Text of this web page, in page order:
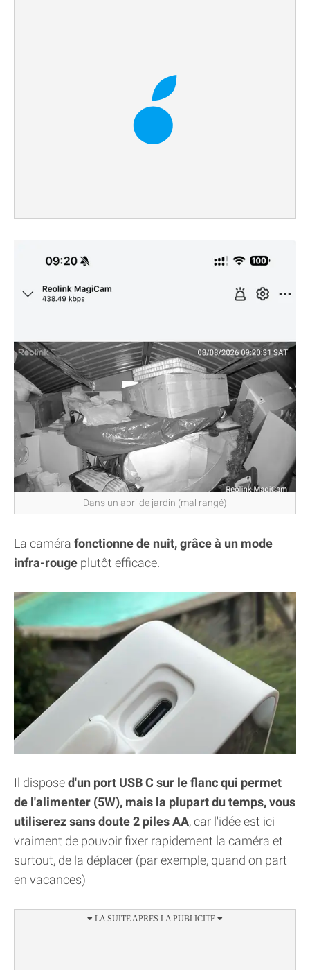
Dans un abri de jardin (mal rangé)
La caméra fonctionne de nuit, grâce à un mode
infra-rouge plutôt efficace.
Il disposed'un port USB C sur le flanc qui permet
de l'alimenter (5W), mais la plupart du temps, vous
utiliserez sans doute 2 piles AA, car l'idée est ici
vraiment de pouvoir fixer rapidement la caméra et
surtout, de la déplacer (par exemple, quand on part
en vacances)